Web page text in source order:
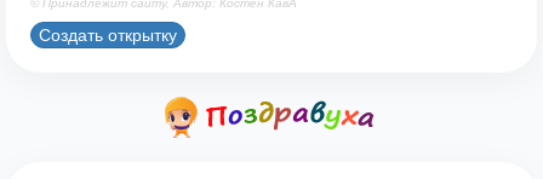
© Принадлежит сайту. Автор: Костен КавА
Создать открытку